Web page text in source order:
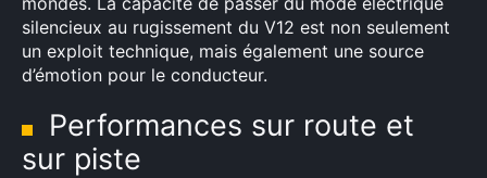
silencieux au rugissement du V12 est non seulement
un exploit technique, mais également une source
d’émotion pour le conducteur.
Performances sur route et
sur piste